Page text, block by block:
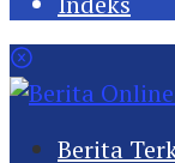
Berita